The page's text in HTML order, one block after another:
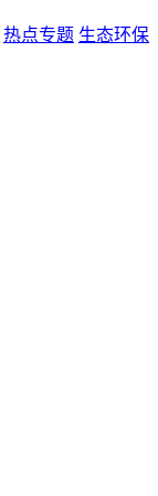
热点专题 生态环保